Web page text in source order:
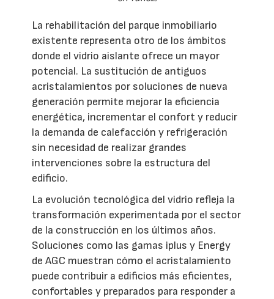
La rehabilitación del parque inmobiliario
existente representa otro de los ámbitos
donde el vidrio aislante ofrece un mayor
potencial. La sustitución de antiguos
acristalamientos por soluciones de nueva
generación permite mejorar la eficiencia
energética, incrementar el confort y reducir
la demanda de calefacción y refrigeración
sin necesidad de realizar grandes
intervenciones sobre la estructura del
edificio.
La evolución tecnológica del vidrio refleja la
transformación experimentada por el sector
de la construcción en los últimos años.
Soluciones como las gamas iplus y Energy
de AGC muestran cómo el acristalamiento
puede contribuir a edificios más eficientes,
confortables y preparados para responder a